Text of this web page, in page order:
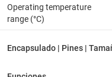
Operating temperature
range (°C)